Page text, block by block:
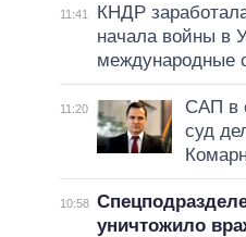
11:41
КНДР
начала войны в
международные
11:20
САП в
суд
10:58
уничтожило